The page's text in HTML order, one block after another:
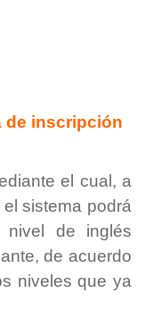
de inscripción
el cual, a
el sistema podrá
nivel de inglés
de acuerdo
niveles que ya